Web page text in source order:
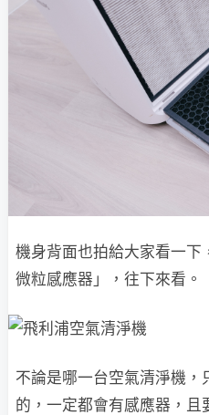
機身背面也拍給大家看一下
微粒感應器」，往下來看。
不論是哪一台空氣清淨機，
的，一定都會有感應器，